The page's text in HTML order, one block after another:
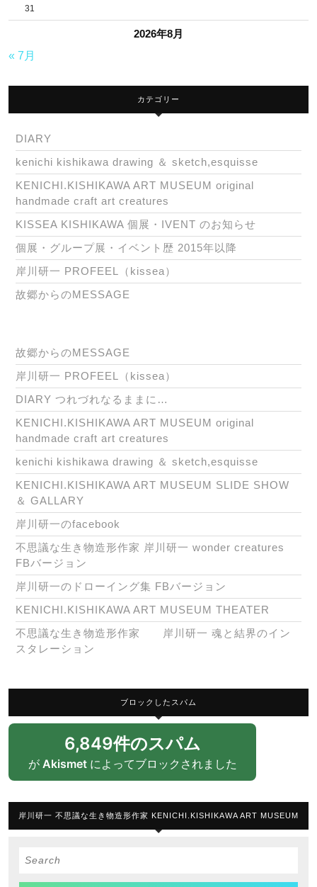
2026年8月
31
« 7月
カテゴリー
DIARY
kenichi kishikawa drawing ＆ sketch,esquisse
KENICHI.KISHIKAWA ART MUSEUM original
handmade craft art creatures
KISSEA KISHIKAWA 個展・IVENT のお知らせ
個展・グループ展・イベント歴 2015年以降
岸川研一 PROFEEL（kissea）
故郷からのMESSAGE
故郷からのMESSAGE
岸川研一 PROFEEL（kissea）
DIARY つれづれなるままに…
KENICHI.KISHIKAWA ART MUSEUM original
handmade craft art creatures
kenichi kishikawa drawing ＆ sketch,esquisse
KENICHI.KISHIKAWA ART MUSEUM SLIDE SHOW
＆ GALLARY
岸川研一のfacebook
不思議な生き物造形作家 岸川研一 wonder creatures
FBバージョン
岸川研一のドローイング集 FBバージョン
KENICHI.KISHIKAWA ART MUSEUM THEATER
不思議な生き物造形作家 岸川研一 魂と結界のイン
スタレーション
ブロックしたスパム
6,849件のスパム
が Akismetによってブロックされました
岸川研一 不思議な生き物造形作家 KENICHI.KISHIKAWA ART MUSEUM
Search